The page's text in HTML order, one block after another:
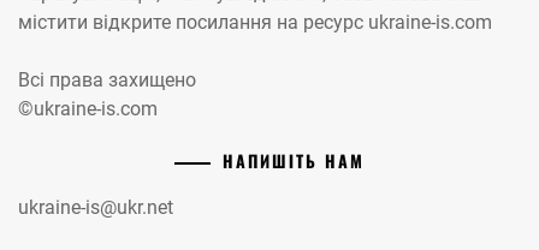
містити відкрите посилання на ресурс ukraine-is.com
Всі права захищено
©ukraine-is.com
НАПИШІТЬ НАМ
ukraine-is@ukr.net